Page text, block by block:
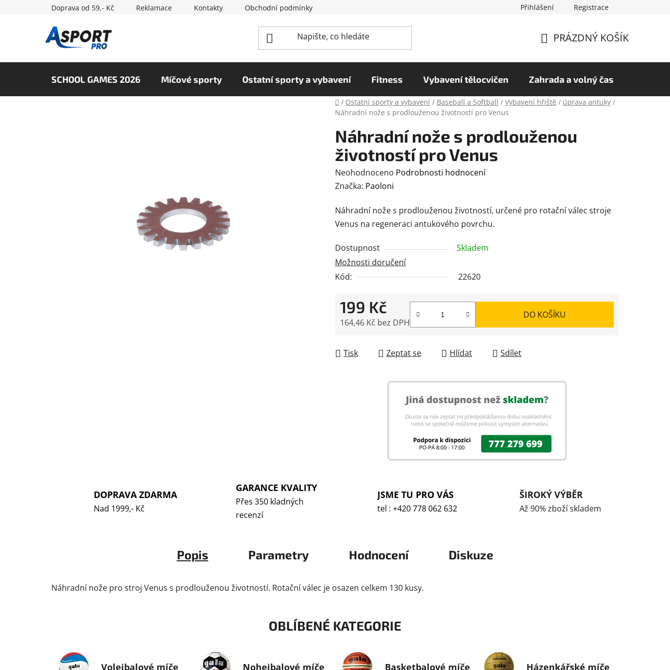
Doprava od 59,- Kč Reklamace Kontakty Obchodní podmínky Podmínky ochrany osobních údajů Hodnocení obchodu
Přihlášení Registrace
KOŠÍK
PRÁZDNÝ KOŠÍK
SCHOOL GAMES 2026 Míčové sporty Ostatní sporty a vybavení Fitness Vybavení tělocvičen Zahrada a volný čas
Domů
/ Ostatní sporty a vybavení / Baseball a Softball / Vybavení hřiště / úprava antuky /
Náhradní nože s prodlouženou životností pro Venus
Náhradní nože s prodlouženou
životností pro Venus
Průměrné
hodnocení
je
0,0
5
hvězdiček.
Neohodnoceno Podrobnosti hodnocení
Značka: Paoloni
Náhradní nože s prodlouženou životností, určené pro rotační válec stroje
Venus na regeneraci antukového povrchu.
Dostupnost
Skladem
Možnosti doručení
Kód:
22620
199 Kč
164,46 Kč bez DPH
DO KOŠÍKU
Tisk Zeptat se Hlídat Sdílet
DOPRAVA ZDARMA
Nad 1999,- Kč
GARANCE KVALITY
Přes 350 kladných
recenzí
JSME TU PRO VÁS
tel : +420 778 062 632
ŠIROKÝ VÝBĚR
Až 90% zboží skladem
Popis Parametry Hodnocení Diskuze
Náhradní nože pro stroj Venus s prodlouženou životností. Rotační válec je osazen celkem 130 kusy.
OBLÍBENÉ KATEGORIE
Volejbalové míče Nohejbalové míče Basketbalové míče Házenkářské míče